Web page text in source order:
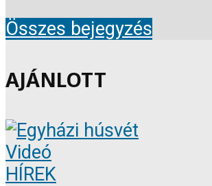
Összes bejegyzés
AJÁNLOTT
Videó
HÍREK